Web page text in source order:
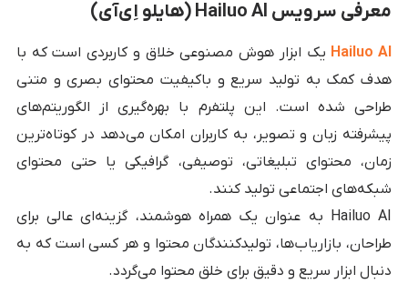
معرفی سرویس Hailuo AI (هایلو اِی‌آی)
Hailuo AI یک ابزار هوش مصنوعی خلاق و کاربردی است که با
هدف کمک به تولید سریع و باکیفیت محتوای بصری و متنی
طراحی شده است. این پلتفرم با بهره‌گیری از الگوریتم‌های
پیشرفته‌ زبان و تصویر، به کاربران امکان می‌دهد در کوتاه‌ترین
زمان، محتوای تبلیغاتی، توصیفی، گرافیکی یا حتی محتوای
شبکه‌های اجتماعی تولید کنند.
Hailuo AI به عنوان یک همراه هوشمند، گزینه‌ای عالی برای
طراحان، بازاریاب‌ها، تولیدکنندگان محتوا و هر کسی است که به
دنبال ابزار سریع و دقیق برای خلق محتوا می‌گردد.